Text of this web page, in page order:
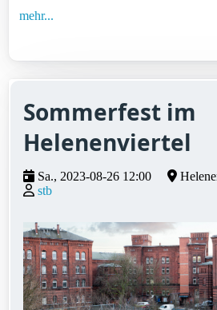
mehr...
Sommerfest im
Helenenviertel
Sa., 2023-08-26 12:00
stb